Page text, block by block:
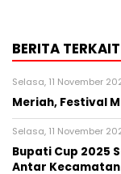
BERITA TERKAIT
Selasa, 11 November
Meriah, Festival
Selasa, 11 November
Bupati Cup 2025
Antar Kecamatan